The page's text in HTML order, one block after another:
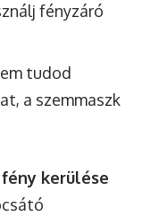
fényzáró
tudod
a szemmaszk
kerülése